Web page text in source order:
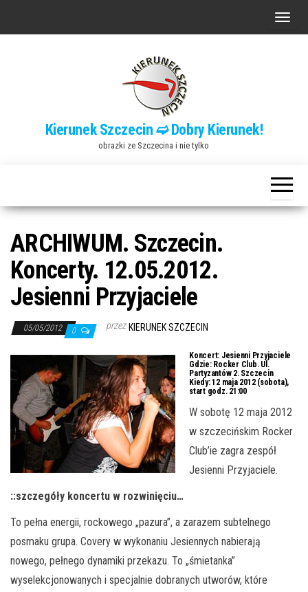
P
n
a
w
Kierunek Szczecin ➫ Dobry Kierunek!
obrazki ze Szczecina i nie tylko
ARCHIWUM. Szczecin.
Koncerty. 12.05.2012.
Jesienni Przyjaciele
05/05/2012 0 przez KIERUNEK SZCZECIN
Koncert: Jesienni Przyjaciele
Gdzie:Rocker Club. Ul.
Partyzantów 2. Szczecin
Kiedy:12 maja 2012 (sobota),
start godz. 21:00
W sobotę 12 maja 2012
w szczecińskim Rocker
Club’ie zagra zespół
Jesienni Przyjaciele.
::szczegóły koncertu w rozwinięciu…
To pełna energii, rockowego „pazura”, a zarazem subtelnego
posmaku grupa. Covery w wykonaniu Jesiennych nabierają
nowego, pełnego dynamiki przekazu. To „śmietanka”
wyselekcjonowanych i specjalnie dobranych utworów, które